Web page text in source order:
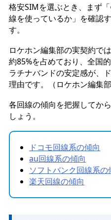
格安SIMを選ぶとき、まず
線を使っているか」を確認
す。
ロケホン編集部の実契約で
約85%を占めており、全国
ラチナバンドの安定感が、
理由です。（ロケホン編集部
各回線の傾向を把握してか
しょう。
ドコモ回線系の傾向
au回線系の傾向
ソフトバンク回線系の
楽天回線の傾向